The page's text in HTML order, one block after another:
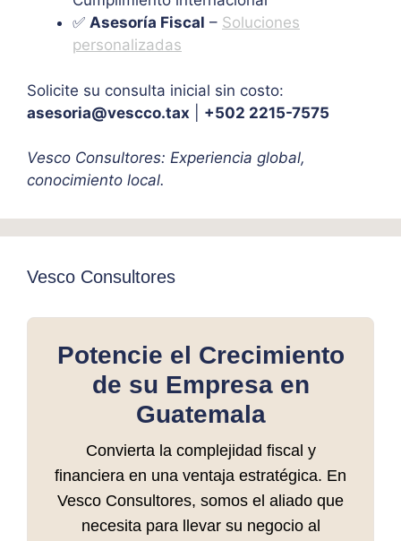
✅ Asesoría Fiscal – Soluciones
personalizadas
Solicite su consulta inicial sin costo:
asesoria@vescco.tax
+502 2215-7575
Vesco Consultores: Experiencia global,
conocimiento local.
Vesco Consultores
Potencie el Crecimiento
de su Empresa en
Guatemala
Convierta la complejidad fiscal y
financiera en una ventaja estratégica. En
Vesco Consultores, somos el aliado que
necesita para llevar su negocio al